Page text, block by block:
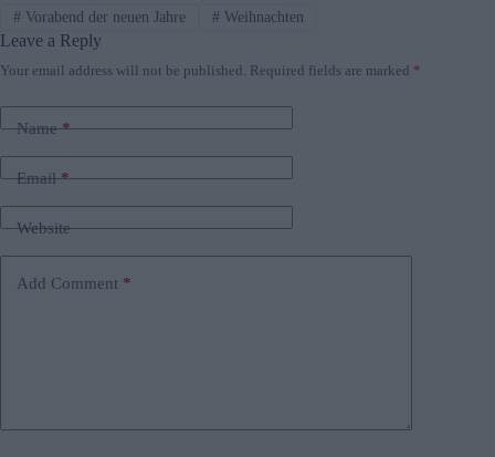
#Vorabend der neuen Jahre #Weihnachten
Leave a Reply
Your email address will not be published. Required fields are marked *
Name*
Email*
Website
Add Comment *